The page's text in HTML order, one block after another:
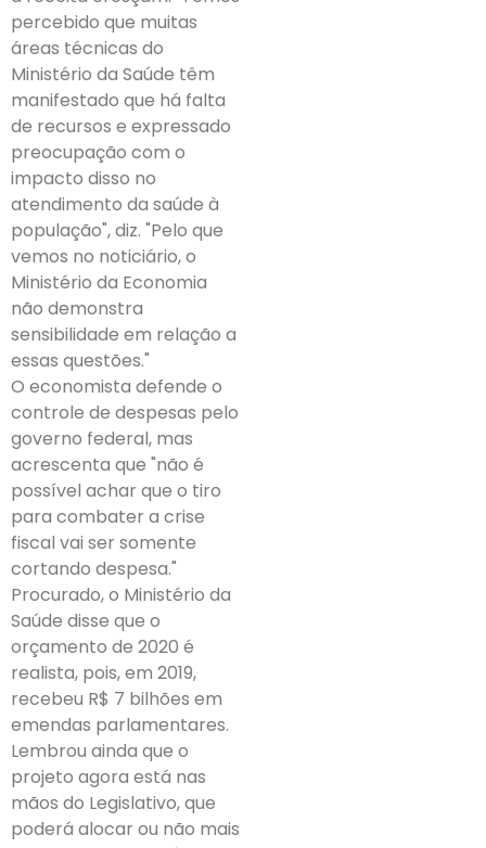
percebido que muitas
áreas técnicas do
Ministério da Saúde têm
manifestado que há falta
de recursos e expressado
preocupação com o
impacto disso no
atendimento da saúde à
população", diz. "Pelo que
vemos no noticiário, o
Ministério da Economia
não demonstra
sensibilidade em relação a
essas questões."
O economista defende o
controle de despesas pelo
governo federal, mas
acrescenta que "não é
possível achar que o tiro
para combater a crise
fiscal vai ser somente
cortando despesa."
Procurado, o Ministério da
Saúde disse que o
orçamento de 2020 é
realista, pois, em 2019,
recebeu R$ 7 bilhões em
emendas parlamentares.
Lembrou ainda que o
projeto agora está nas
mãos do Legislativo, que
poderá alocar ou não mais